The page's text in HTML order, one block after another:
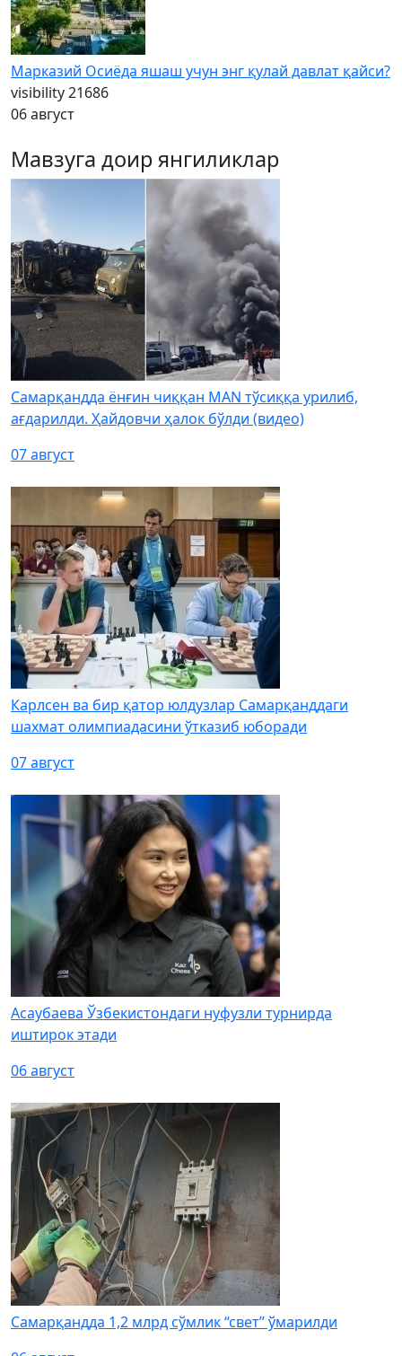
Марказий Осиёда яшаш учун энг қулай давлат қайси?
visibility21686
06 август
Мавзуга доир янгиликлар
Самарқандда ёнғин чиққан MAN тўсиққа урилиб,
ағдарилди. Ҳайдовчи ҳалок бўлди (видео)
07 август
Карлсен ва бир қатор юлдузлар Самарқанддаги
шахмат олимпиадасини ўтказиб юборади
07 август
Асаубаева Ўзбекистондаги нуфузли турнирда
иштирок этади
06 август
Самарқандда 1,2 млрд сўмлик “свет” ўмарилди